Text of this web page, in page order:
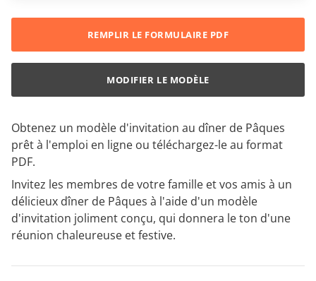
Obtenez un modèle d'invitation au dîner de Pâques
prêt à l'emploi en ligne ou téléchargez-le au format
PDF.
Invitez les membres de votre famille et vos amis à un
délicieux dîner de Pâques à l'aide d'un modèle
d'invitation joliment conçu, qui donnera le ton d'une
réunion chaleureuse et festive.
REMPLIR LE FORMULAIRE PDF
MODIFIER LE MODÈLE